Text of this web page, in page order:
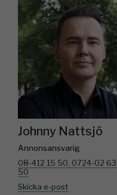
Johnny Nattsjö
Annonsansvarig
08-412 15 50, 0724-02 63
50
Skicka e-post